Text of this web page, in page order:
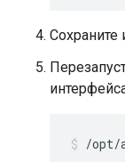
Сохраните
/opt/